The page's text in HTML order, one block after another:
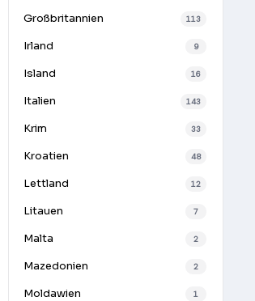
Großbritannien 113
Irland 9
Island 16
Italien 143
Krim 33
Kroatien 48
Lettland 12
Litauen 7
Malta 2
Mazedonien 2
Moldawien 1